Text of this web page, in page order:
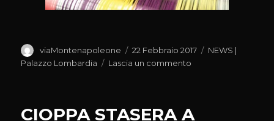
Autore
viaMontenapoleone
Pubblicato
il
22 Febbraio 2017 Categorie
NEWS |
Palazzo Lombardia
Lascia un commento
ASSOCIAZIONE
CIOPPA STASERA A